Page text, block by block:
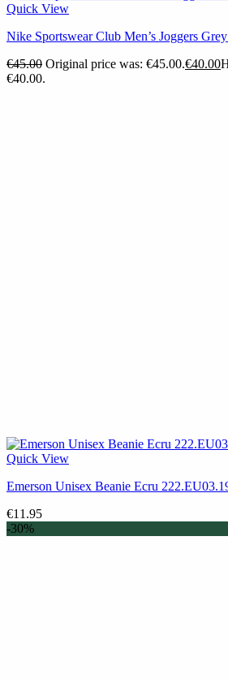
Quick View
Nike Sportswear Club Men’s Joggers
€45.00 Original price was: €45.00.€40.00
€40.00.
Quick View
Emerson Unisex Beanie Ecru
€11.95
-30%